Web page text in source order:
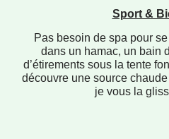
Sport &
Pas besoin de spa pour
dans un hamac, un bain
d’étirements sous la tente
découvre une source
je vous la